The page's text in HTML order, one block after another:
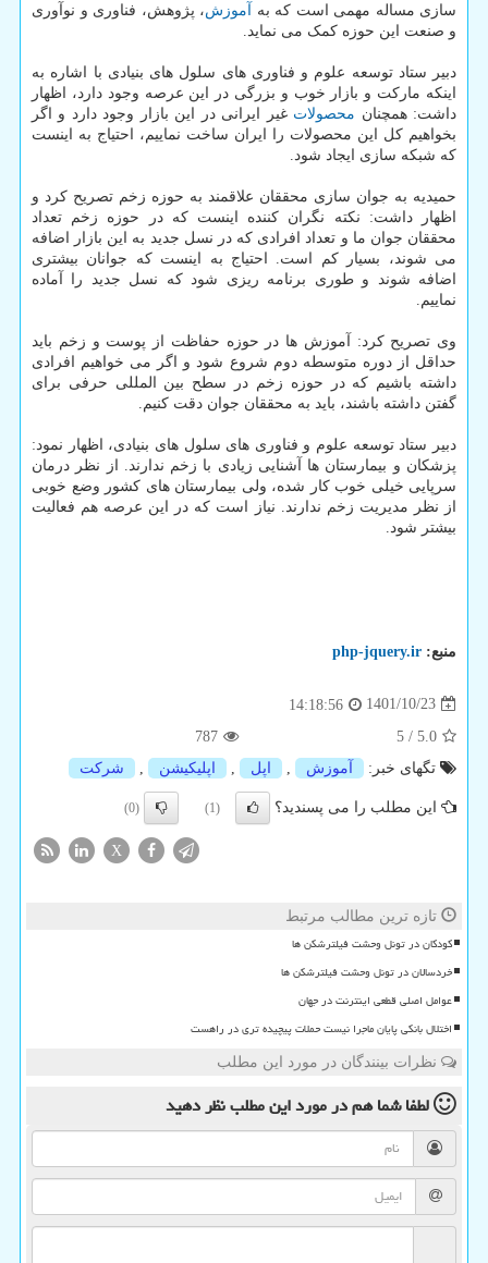
سازی مساله مهمی است که به آموزش، پژوهش، فناوری و نوآوری
و صنعت این حوزه کمک می نماید.
دبیر ستاد توسعه علوم و فناوری های سلول های بنیادی با اشاره به
اینکه مارکت و بازار خوب و بزرگی در این عرصه وجود دارد، اظهار
داشت: همچنان محصولات غیر ایرانی در این بازار وجود دارد و اگر
بخواهیم کل این محصولات را ایران ساخت نماییم، احتیاج به اینست
که شبکه سازی ایجاد شود.
حمیدیه به جوان سازی محققان علاقمند به حوزه زخم تصریح کرد و
اظهار داشت: نکته نگران کننده اینست که در حوزه زخم تعداد
محققان جوان ما و تعداد افرادی که در نسل جدید به این بازار اضافه
می شوند، بسیار کم است. احتیاج به اینست که جوانان بیشتری
اضافه شوند و طوری برنامه ریزی شود که نسل جدید را آماده
نماییم.
وی تصریح کرد: آموزش ها در حوزه حفاظت از پوست و زخم باید
حداقل از دوره متوسطه دوم شروع شود و اگر می خواهیم افرادی
داشته باشیم که در حوزه زخم در سطح بین المللی حرفی برای
گفتن داشته باشند، باید به محققان جوان دقت کنیم.
دبیر ستاد توسعه علوم و فناوری های سلول های بنیادی، اظهار نمود:
پزشکان و بیمارستان ها آشنایی زیادی با زخم ندارند. از نظر درمان
سرپایی خیلی خوب کار شده، ولی بیمارستان های کشور وضع خوبی
از نظر مدیریت زخم ندارند. نیاز است که در این عرصه هم فعالیت
بیشتر شود.
منبع: php-jquery.ir
1401/10/23
14:18:56
5.0
/
5
787
تگهای خبر:
آموزش اپل اپلیكیشن شركت
این مطلب را می پسندید؟ (1)
(0)
X
تازه ترین مطالب مرتبط
کودکان در تونل وحشت فیلترشکن ها
خردسالان در تونل وحشت فیلترشکن ها
عوامل اصلی قطعی اینترنت در جهان
اختلال بانکی پایان ماجرا نیست حملات پیچیده تری در راهست
نظرات بینندگان در مورد این مطلب
لطفا شما همدر مورد این مطلبنظر دهید